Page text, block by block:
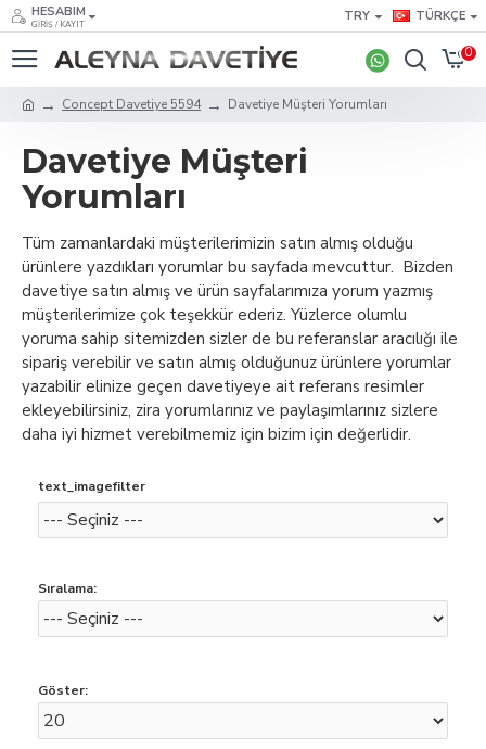
HESABIM
GIRIŞ / KAYIT
TRY TÜRKÇE
0
Concept Davetiye 5594 Davetiye Müşteri Yorumları
Davetiye Müşteri
Yorumları
Tüm zamanlardaki müşterilerimizin satın almış olduğu
ürünlere yazdıkları yorumlar bu sayfada mevcuttur. Bizden
davetiye satın almış ve ürün sayfalarımıza yorum yazmış
müşterilerimize çok teşekkür ederiz. Yüzlerce olumlu
yoruma sahip sitemizden sizler de bu referanslar aracılığı ile
sipariş verebilir ve satın almış olduğunuz ürünlere yorumlar
yazabilir elinize geçen davetiyeye ait referans resimler
ekleyebilirsiniz, zira yorumlarınız ve paylaşımlarınız sizlere
daha iyi hizmet verebilmemiz için bizim için değerlidir.
text_imagefilter
Sıralama:
Göster: